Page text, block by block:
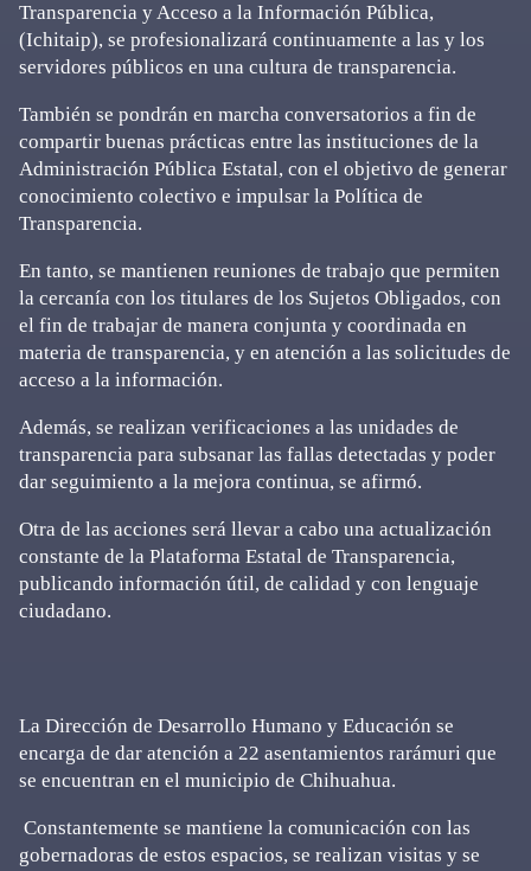
Transparencia y Acceso a la Información Pública,
(Ichitaip), se profesionalizará continuamente a las y los
servidores públicos en una cultura de transparencia.
También se pondrán en marcha conversatorios a fin de
compartir buenas prácticas entre las instituciones de la
Administración Pública Estatal, con el objetivo de generar
conocimiento colectivo e impulsar la Política de
Transparencia.
En tanto, se mantienen reuniones de trabajo que permiten
la cercanía con los titulares de los Sujetos Obligados, con
el fin de trabajar de manera conjunta y coordinada en
materia de transparencia, y en atención a las solicitudes de
acceso a la información.
Además, se realizan verificaciones a las unidades de
transparencia para subsanar las fallas detectadas y poder
dar seguimiento a la mejora continua, se afirmó.
Otra de las acciones será llevar a cabo una actualización
constante de la Plataforma Estatal de Transparencia,
publicando información útil, de calidad y con lenguaje
ciudadano.
La Dirección de Desarrollo Humano y Educación se
encarga de dar atención a 22 asentamientos rarámuri que
se encuentran en el municipio de Chihuahua.
Constantemente se mantiene la comunicación con las
gobernadoras de estos espacios, se realizan visitas y se